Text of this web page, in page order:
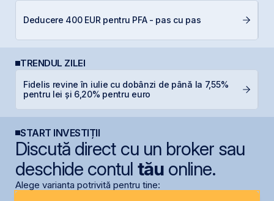
Deducere 400 EUR pentru PFA - pas cu pas
TRENDUL ZILEI
Fidelis revine în iulie cu dobânzi de până la 7,55%
pentru lei și 6,20% pentru euro
START INVESTIȚII
Discută direct cu un broker sau
deschide contul tăuonline.
Alege varianta potrivită pentru tine: